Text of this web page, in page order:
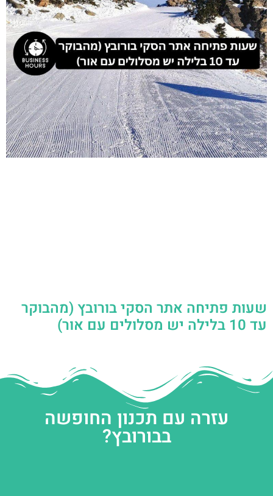
שעות פתיחה אתר הסקי בורובץ (מהבוקר
עד 10 בלילה יש מסלולים עם אור)
עזרה עם תכנון החופשה
בבורובץ?